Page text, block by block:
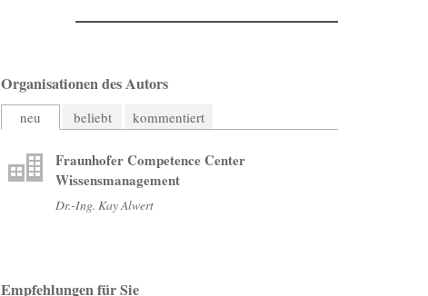
Organisationen des Autors
neu beliebt kommentiert
Fraunhofer Competence Center
Wissensmanagement
Dr.-Ing. Kay Alwert
Empfehlungen für Sie